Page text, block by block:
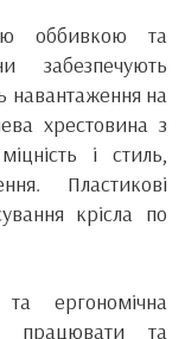
оббивкою та
забезпечують
навантаження на
хрестовина з
і стиль,
Пластикові
крісла по
ергономічна
працювати та